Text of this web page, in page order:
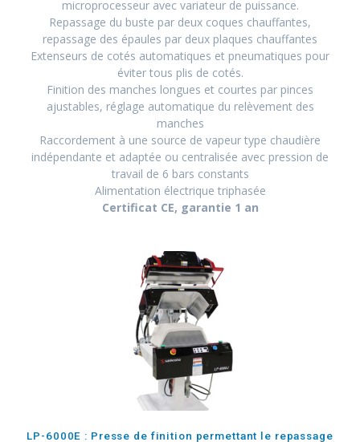
microprocesseur avec variateur de puissance.
Repassage du buste par deux coques chauffantes,
repassage des épaules par deux plaques chauffantes
Extenseurs de cotés automatiques et pneumatiques pour
éviter tous plis de cotés.
Finition des manches longues et courtes par pinces
ajustables, réglage automatique du relèvement des
manches
Raccordement à une source de vapeur type chaudière
indépendante et adaptée ou centralisée avec pression de
travail de 6 bars constants
Alimentation électrique triphasée
Certificat CE, garantie 1 an
LP-6000E : Presse de finition permettant le repassage